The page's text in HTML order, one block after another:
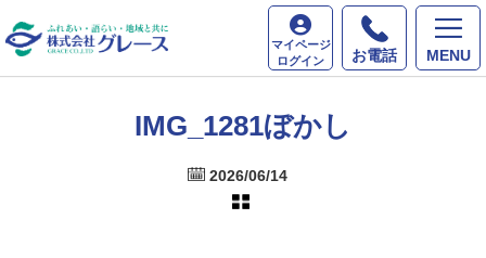
MENU
お電話
マイページ
ログイン
ホーム 最新情報 IMG_1281ぼかし
IMG_1281ぼかし
2026/06/14